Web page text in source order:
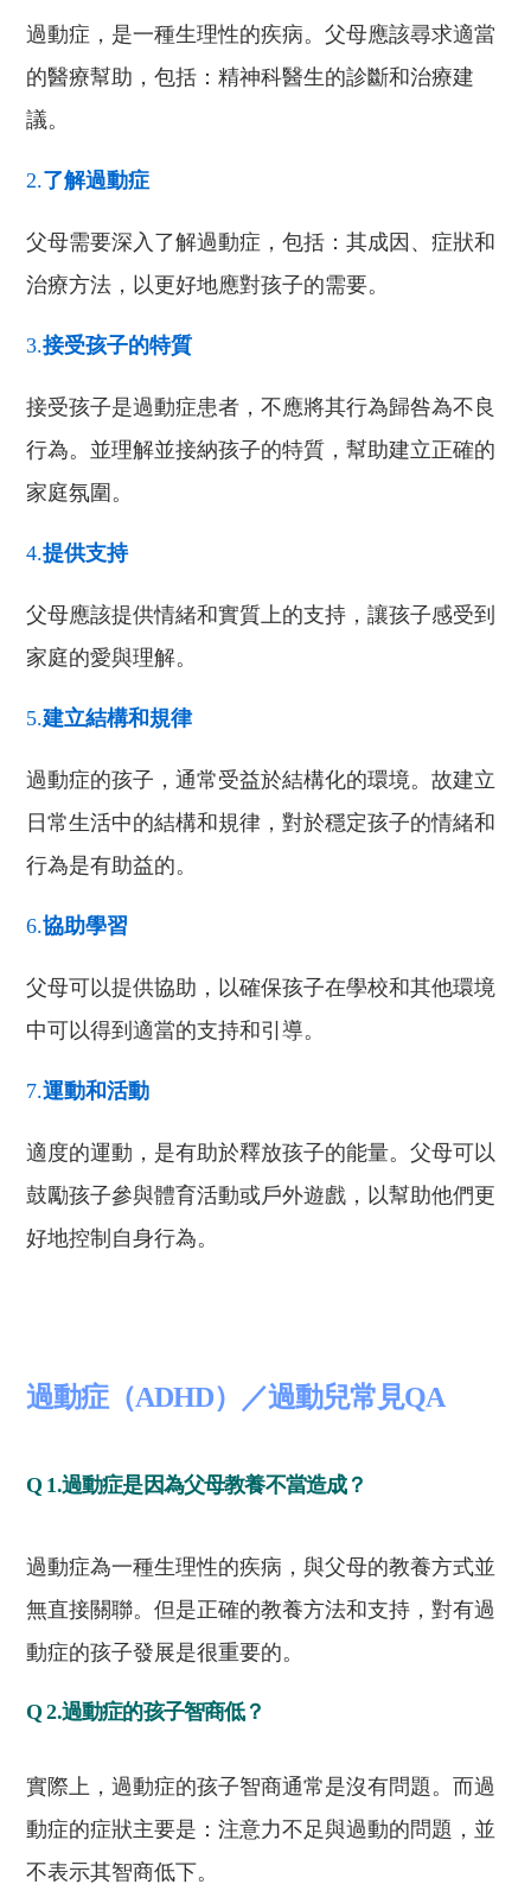
過動症 ， 是一種生理性的疾病。 父母應該尋求適當
的醫療幫助，包括：精神科醫生的診斷和治療建
議。
2.了解過動症
父母需要深入了解過動症，包括：其成因、症狀和
治療方法，以更好地應對孩子的需要。
3.接受孩子的特質
接受孩子是過動症患者 ，不應將其行為歸咎為不良
行為。 並理解並接納孩子的特質，幫助建立正確的
家庭氛圍。
4.提供支持
父母應該提供情緒和實質上的支持，讓孩子感受到
家庭的愛與理解。
5.建立結構和規律
過動症的孩子 ， 通常受益於結構化的環境。故建立
日常生活中的結構和規律 ， 對於穩定孩子的情緒和
行為是有助益的。
6.協助學習
父母可以提供協助， 以確保孩子在學校和其他環境
中可以得到適當的支持和引 導。
7.運動和活動
適度的運動 ，是有助於釋放孩子的能量。 父母可以
鼓勵孩子參與體育活動或戶外遊戲，以幫助他們更
好地控制自身行為。
過動症（ADHD）／過動兒常見QA
Q 1.過動症是因為父母教養不當造成？
過動症為一種生理性的疾病，與父母的教養方式並
無直接關聯。但是正確的教養方法和支持，對有過
動症的孩子發展是很重要的。
Q 2.過動症的孩子智商低？
實際上，過動症的孩子智商通常是沒有問題。而過
動症的症狀主要是：注意力不足與過動的問題，並
不表示其智商低下。